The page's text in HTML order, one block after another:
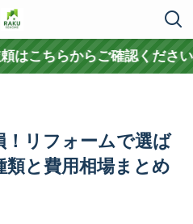
らご確認ください
！リフォームで選ば
と費用相場まとめ